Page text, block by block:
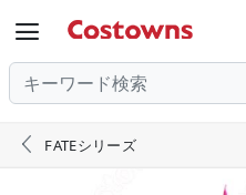

 FATEシリーズ